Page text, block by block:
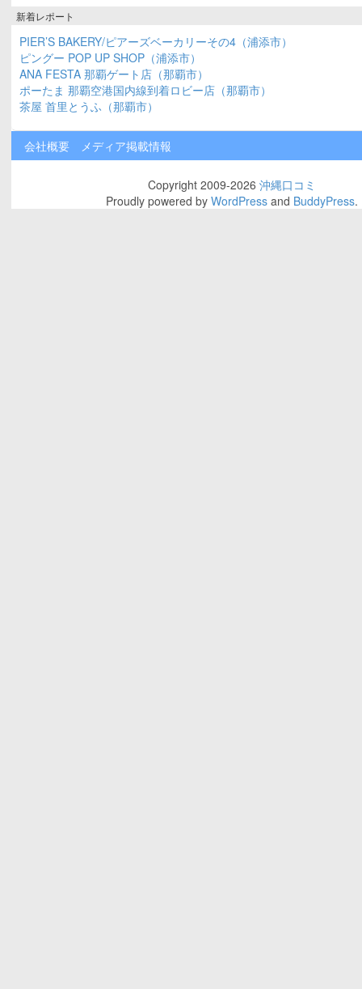
新着レポート
PIER’S BAKERY/ピアーズベーカリーその4（浦添市）
ピングー POP UP SHOP（浦添市）
ANA FESTA 那覇ゲート店（那覇市）
ポーたま 那覇空港国内線到着ロビー店（那覇市）
茶屋 首里とうふ（那覇市）
会社概要 メディア掲載情報
Copyright 2009-2026 沖縄口コミ
Proudly powered by WordPressand BuddyPress.